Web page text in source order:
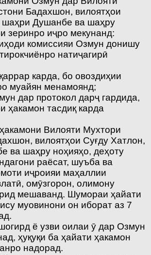
Бадахшон, вилоятҳои
шаҳри Душанбе ва шаҳру
зеринро иҷро мекунанд:
комиссияи Озмун донишу
натиҷагирӣ
карда, бо овоздиҳии
муайян менамоянд;
дар протокол дарҷ гардида,
ҳакамон тасдиқ карда
Вилояти Мухтори
вилоятҳои Суғду Хатлон,
ва шаҳру ноҳияҳо, деҳоту
раёсат, шуъба ва
иҷроияи маҳаллии
омӯзгорон, олимону
мешаванд. Шумораи ҳайати
муовинони он иборат аз 7
ё узви оилаи ӯ дар Озмун
ҳуқуқи ба ҳайати ҳакамон
надорад.